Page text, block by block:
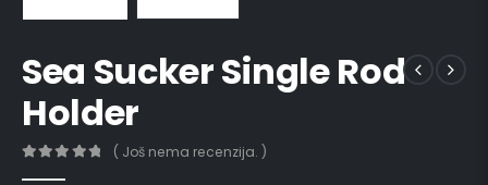
Sea Sucker Single Rod
Holder
( Još nema recenzija. )